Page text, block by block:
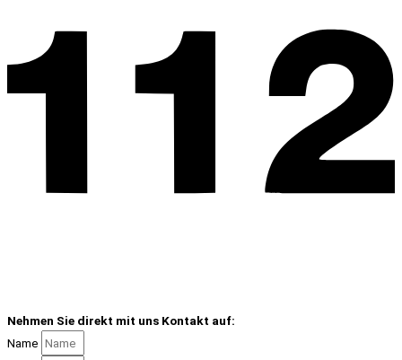
Nehmen Sie direkt mit uns Kontakt auf:
Name